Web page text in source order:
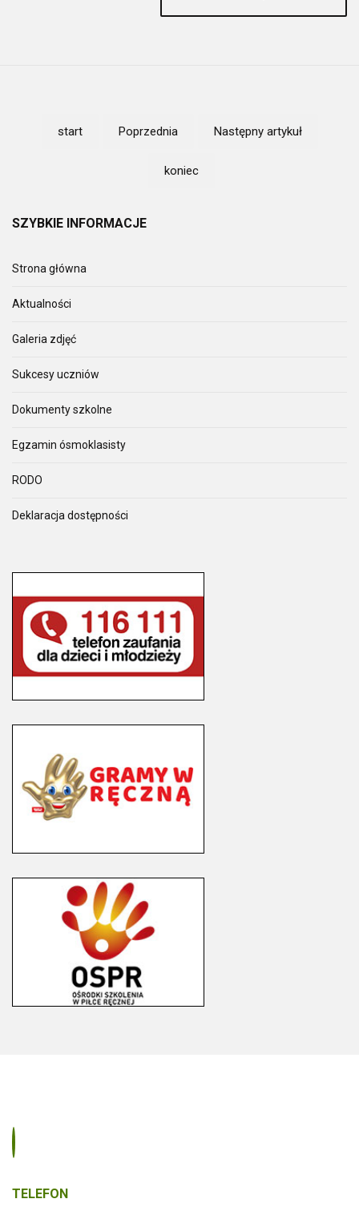
start Poprzednia Następny artykuł
koniec
SZYBKIE INFORMACJE
Strona główna
Aktualności
Galeria zdjęć
Sukcesy uczniów
Dokumenty szkolne
Egzamin ósmoklasisty
RODO
Deklaracja dostępności
TELEFON